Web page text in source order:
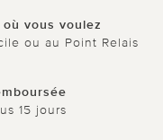
vous voulez
ou au Point Relais
15 jours